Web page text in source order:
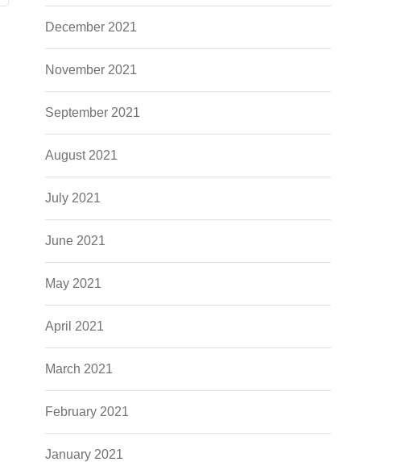
December 2021
November 2021
September 2021
August 2021
July 2021
June 2021
May 2021
April 2021
March 2021
February 2021
January 2021